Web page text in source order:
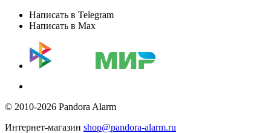
Написать в Telegram
Написать в Max
© 2010-2026 Pandora Alarm
Интернет-магазин shop@pandora-alarm.ru